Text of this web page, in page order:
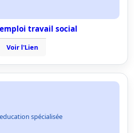
travail social
Voir l'Lien
spécialisée